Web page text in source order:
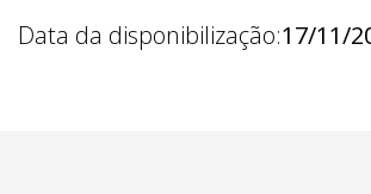
Data da disponibilização:17/11/